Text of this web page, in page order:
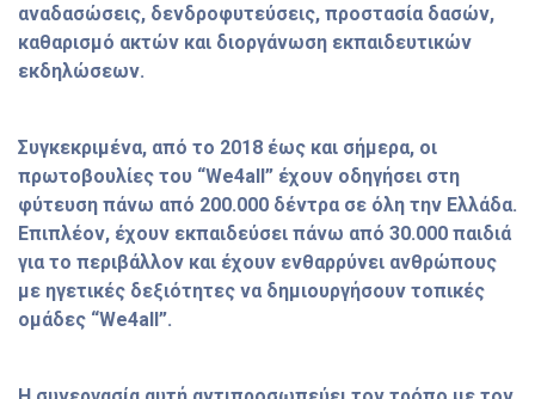
αναδασώσεις, δενδροφυτεύσεις, προστασία δασών,
καθαρισμό ακτών και διοργάνωση εκπαιδευτικών
εκδηλώσεων.
Συγκεκριμένα, από το 2018 έως και σήμερα, οι
πρωτοβουλίες του “We4all” έχουν οδηγήσει στη
φύτευση πάνω από 200.000 δέντρα σε όλη την Ελλάδα.
Επιπλέον, έχουν εκπαιδεύσει πάνω από 30.000 παιδιά
για το περιβάλλον και έχουν ενθαρρύνει ανθρώπους
με ηγετικές δεξιότητες να δημιουργήσουν τοπικές
ομάδες “We4all”.